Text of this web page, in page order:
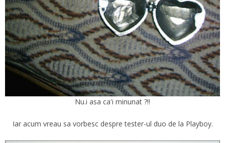
Nu.i asa ca'i minunat ?!!
Iar acum vreau sa vorbesc despre tester-ul duo de la Playboy.